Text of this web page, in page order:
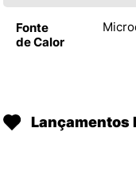
Fonte
de Calor
Lançamentos